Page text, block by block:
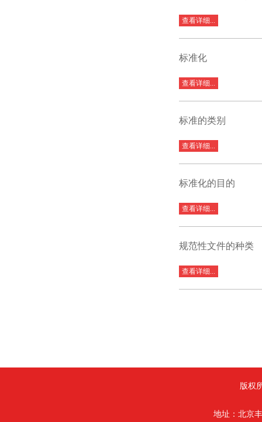
查看详细...
标准化
查看详细...
标准的类别
查看详细...
标准化的目的
查看详细...
规范性文件的种类
查看详细...
版权
地址：北京